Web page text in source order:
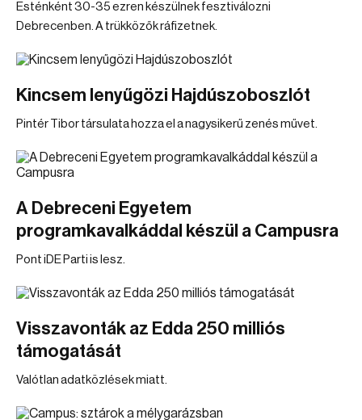
Esténként 30-35 ezren készülnek fesztiválozni
Debrecenben. A trükközők ráfizetnek.
Kincsem lenyűgözi Hajdúszoboszlót
Pintér Tibor társulata hozza el a nagysikerű zenés művet.
A Debreceni Egyetem
programkavalkáddal készül a Campusra
Pont iDE Parti is lesz.
Visszavonták az Edda 250 milliós
támogatását
Valótlan adatközlések miatt.